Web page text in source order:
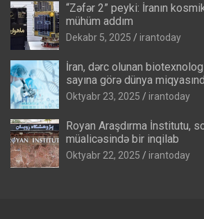
“Zəfər 2” peyki: İranın
mühüm addım
Dekabr 5, 2025 irantoday
İran, dərc olunan
sayına görə dünya
Oktyabr 23, 2025 irantoday
Royan Araşdırma İnstitutu,
müalicəsində bir inqilab
Oktyabr 22, 2025 irantoday